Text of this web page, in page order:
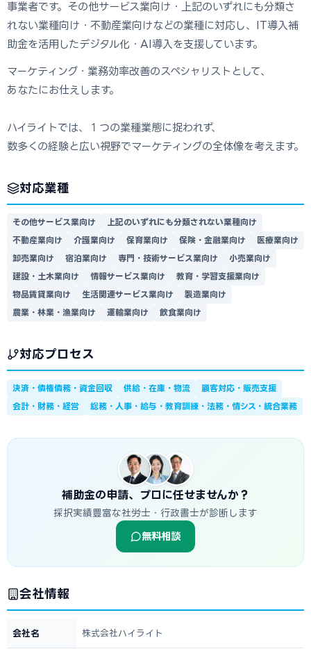
事業者です。その他サービス業向け・上記のいずれにも分類さ
れない業種向け・不動産業向けなどの業種に対応し、IT導入補
助金を活用したデジタル化・AI導入を支援しています。
マーケティング・業務効率改善のスペシャリストとして、
あなたにお仕えします。
ハイライトでは、１つの業種業態に捉われず、
数多くの経験と広い視野でマーケティングの全体像を考えます。
対応業種
その他サービス業向け
上記のいずれにも分類されない業種向け
不動産業向け
介護業向け 保育業向け 保険・金融業向け
医療業向け
卸売業向け
宿泊業向け 専門・技術サービス業向け
小売業向け
建設・土木業向け
情報サービス業向け
教育・学習支援業向け
物品賃貸業向け
生活関連サービス業向け
製造業向け
農業・林業・漁業向け
運輸業向け 飲食業向け
対応プロセス
決済・債権債務・資金回収 供給・在庫・物流
顧客対応・販売支援
会計・財務・経営
総務・人事・給与・教育訓練・法務・情シス・統合業務
補助金の申請、プロに任せませんか？
採択実績豊富な社労士・行政書士が診断します
無料相談
会社情報
会社名 株式会社ハイライト